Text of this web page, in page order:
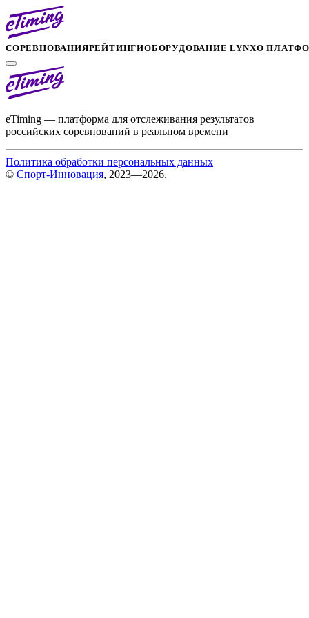
СОРЕВНОВАНИЯРЕЙТИНГИОБОРУДОВАНИЕ LYNXО
eTiming — платформа для отслеживания результатов
российских соревнований в реальном времени
Политика обработки персональных данных
© Спорт-Инновация, 2023—2026.